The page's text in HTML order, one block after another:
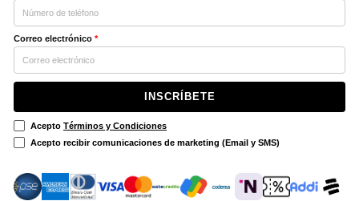
Correo electrónico *
INSCRÍBETE
Acepto Términos y Condiciones
Acepto recibir comunicaciones de marketing (Email y SMS)